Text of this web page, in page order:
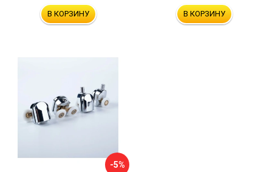
В КОРЗИНУ В КОРЗИНУ
-5%